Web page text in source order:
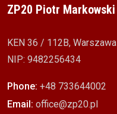
ZP20 Piotr Markowski
KEN 36 / 112B, Warszawa
NIP: 9482256434
Phone: +48 733644002
Email: office@zp20.pl